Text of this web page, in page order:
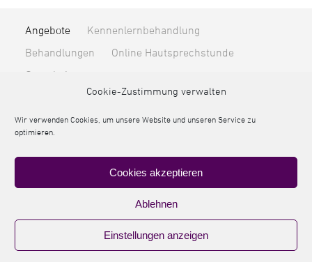
Cookie-Zustimmung verwalten
Wir verwenden Cookies, um unsere Website und unseren Service zu
optimieren.
Cookies akzeptieren
Ablehnen
Einstellungen anzeigen
Angebote
Kennenlernbehandlung
Behandlungen
Online Hautsprechstunde
Gutscheine
Unternehmen
Über mich
Blog & News
Kontakt
Online-Terminvereinbarung